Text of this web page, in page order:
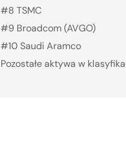
#8 TSMC
#9 Broadcom (AVGO)
#10 Saudi Aramco
Pozostałe aktywa w